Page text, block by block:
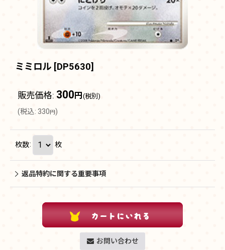
ミミロル [DP5630]
販売価格: 300 円 (税別)
(税込: 330円)
枚数: 枚
返品特約に関する重要事項
お問い合わせ